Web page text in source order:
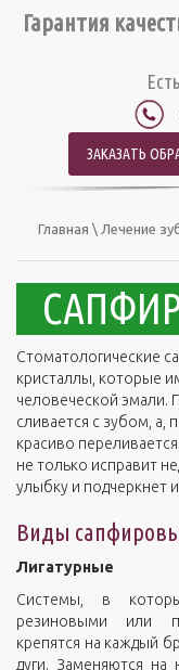
Гарантия
ЗАКАЗАТЬ
Главная \ Лечение
Стоматологические
кристаллы, которые
человеческой эмали.
сливается с зубом, а,
красиво
не только исправит
улыбку и подчеркнет
Виды
Лигатурные
Системы, в
резиновыми или
крепятся на каждый
дуги. Заменяются